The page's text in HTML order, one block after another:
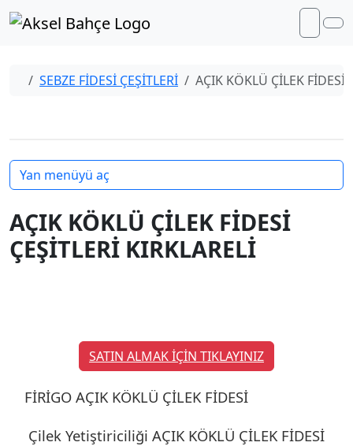
Skip to content
Skip to footer
Cart
Home
SEBZE FİDESİ ÇEŞİTLERİ AÇIK KÖKLÜ ÇİLEK FİDESİ
AÇIK KÖKLÜ ÇİLEK FİDESİ
ÇEŞİTLERİ KIRKLARELİ
SATIN ALMAK İÇİN TIKLAYINIZ
FİRİGO AÇIK KÖKLÜ ÇİLEK FİDESİ
Çilek Yetiştiriciliği AÇIK KÖKLÜ ÇİLEK FİDESİ
Yan menüyü aç